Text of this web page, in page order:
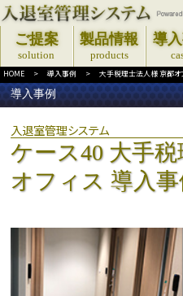
ご提案
solution
製品情報
products
導
HOME >導入事例 >大手税理士法人様 京都オ
導入事例
入退室管理システム
ケース40 大手
オフィス 導入事